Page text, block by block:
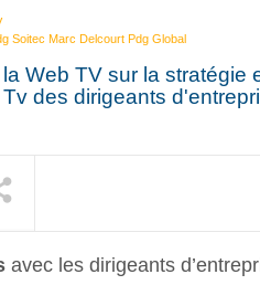
Soitec Marc Delcourt Pdg Global
Web TV sur la stratégie
des dirigeants
avec les dirigeants